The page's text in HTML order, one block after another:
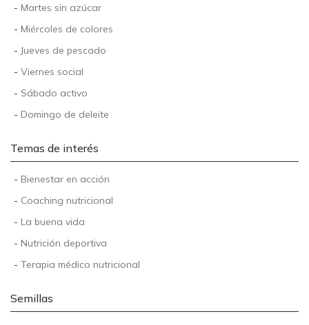
- Martes sin azúcar
- Miércoles de colores
- Jueves de pescado
- Viernes social
- Sábado activo
- Domingo de deleite
Temas de interés
- Bienestar en acción
- Coaching nutricional
- La buena vida
- Nutrición deportiva
- Terapia médico nutricional
Semillas